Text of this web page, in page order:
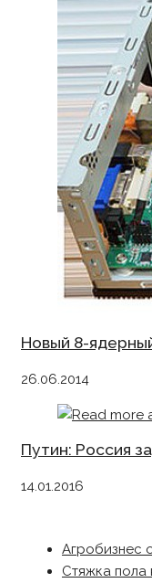
Новый 8-
26.06.2014
Путин: Россия
14.01.2016
Агробизнес
Стяжка пола